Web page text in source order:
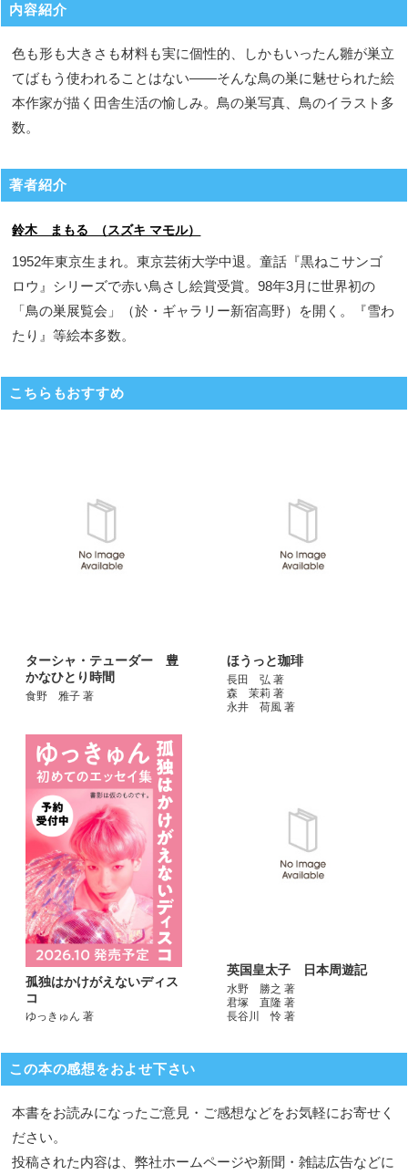
内容紹介
色も形も大きさも材料も実に個性的、しかもいったん雛が巣立
てばもう使われることはない――そんな鳥の巣に魅せられた絵
本作家が描く田舎生活の愉しみ。鳥の巣写真、鳥のイラスト多
数。
著者紹介
鈴木 まもる （スズキ マモル）
1952年東京生まれ。東京芸術大学中退。童話『黒ねこサンゴ
ロウ』シリーズで赤い鳥さし絵賞受賞。98年3月に世界初の
「鳥の巣展覧会」（於・ギャラリー新宿高野）を開く。『雪わ
たり』等絵本多数。
こちらもおすすめ
ターシャ・テューダー 豊
かなひとり時間
食野 雅子 著
ほうっと珈琲
長田 弘 著
森 茉莉 著
永井 荷風 著
孤独はかけがえないディス
コ
ゆっきゅん 著
英国皇太子 日本周遊記
水野 勝之 著
君塚 直隆 著
長谷川 怜 著
この本の感想をおよせ下さい
本書をお読みになったご意見・ご感想などをお気軽にお寄せく
ださい。
投稿された内容は、弊社ホームページや新聞・雑誌広告などに